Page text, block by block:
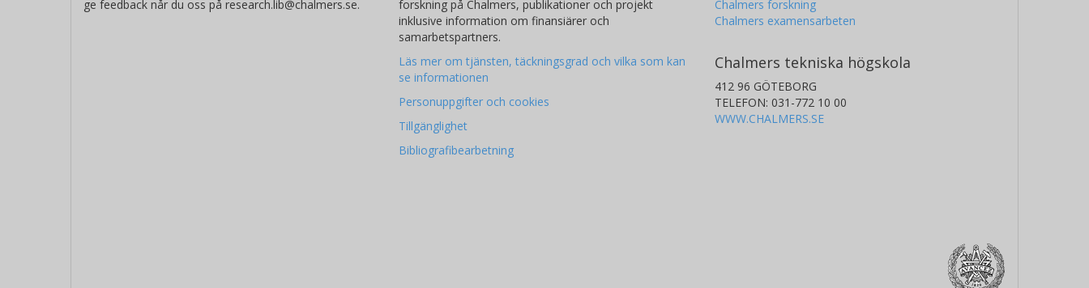
ge feedback når du oss på research.lib@chalmers.se.
forskning på Chalmers, publikationer och projekt
inklusive information om finansiärer och
samarbetspartners.
Läs mer om tjänsten, täckningsgrad och vilka som kan
se informationen
Personuppgifter och cookies
Tillgänglighet
Bibliografibearbetning
Chalmers forskning
Chalmers examensarbeten
Chalmers tekniska högskola
412 96 GÖTEBORG
TELEFON: 031-772 10 00
WWW.CHALMERS.SE